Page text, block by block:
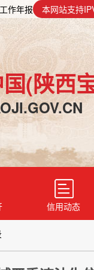
作年报 本网站支持
(陕西
信用动态